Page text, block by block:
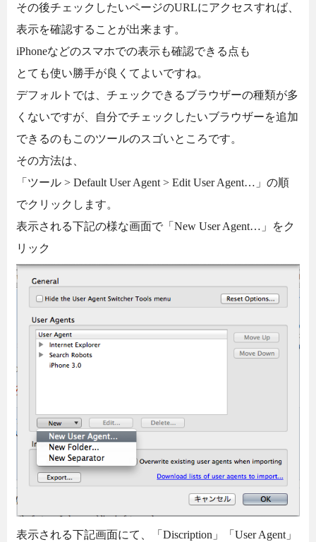
その後チェックしたいページのURLにアクセスすれば、
表示を確認することが出来ます。
iPhoneなどのスマホでの表示も確認できる点も
とても使い勝手が良くてよいですね。
デフォルトでは、チェックできるブラウザーの種類が多
くないですが、自分でチェックしたいブラウザーを追加
できるのもこのツールのスゴいところです。
その方法は、
「ツール > Default User Agent > Edit User Agent…」の順
でクリックします。
表示される下記の様な画面で「New User Agent…」をク
リック
表示される下記画面にて、「Discription」「User Agent」